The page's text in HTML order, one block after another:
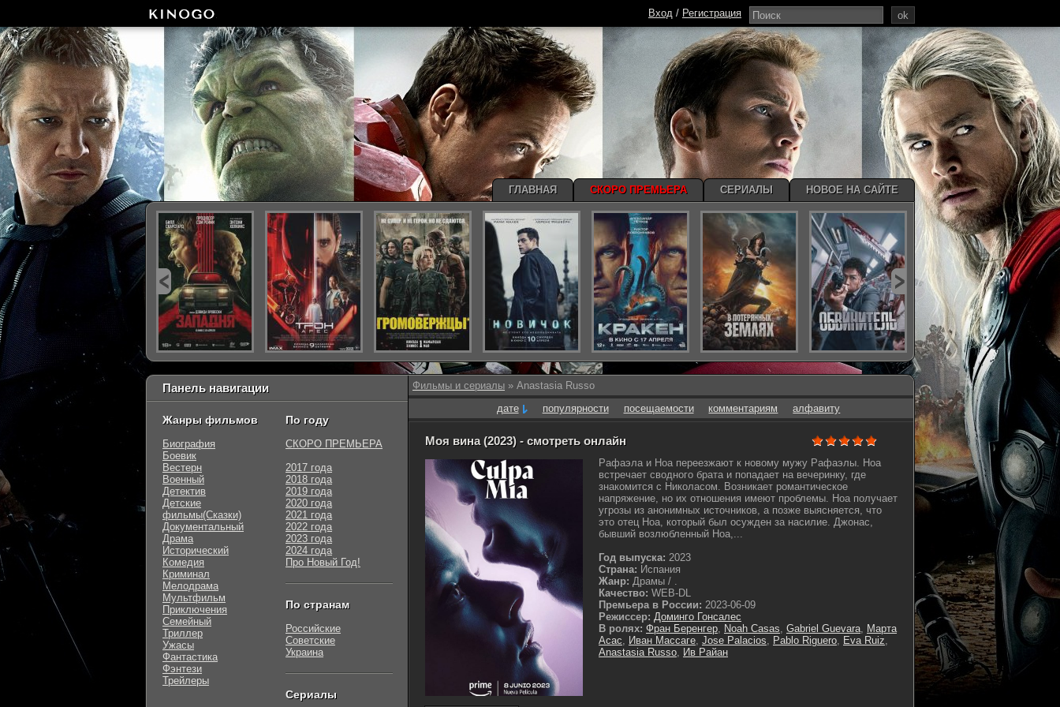
Фильмы и сериалы » Anastasia Russo
дате
популярности посещаемости комментариям алфавиту
Моя вина (2023) - смотреть онлайн
Рафаэла и Ноа переезжают к новому мужу Рафаэлы. Ноа
встречает сводного брата и попадает на вечеринку, где
знакомится с Николасом. Возникает романтическое
напряжение, но их отношения имеют проблемы. Ноа получает
угрозы из анонимных источников, а позже выясняется, что
это отец Ноа, который был осужден за насилие. Джонас,
бывший возлюбленный Ноа,...
Год выпуска: 2023
Страна: Испания
Жанр: Драмы / .
Качество: WEB-DL
Премьера в России: 2023-06-09
Режиссер: Доминго Гонсалес
В ролях: Фран Беренгер, Noah Casas, Gabriel Guevara, Марта
Асас, Иван Массаге, Jose Palacios, Pablo Riguero, Eva Ruiz,
Anastasia Russo, Ив Райан
Панель навигации
Жанры фильмов
Биография
Боевик
Вестерн
Военный
Детектив
Детские
фильмы(Сказки)
Документальный
Драма
Исторический
Комедия
Криминал
Мелодрама
Мультфильм
Приключения
Семейный
Триллер
Ужасы
Фантастика
Фэнтези
Трейлеры
По году
СКОРО ПРЕМЬЕРА
2017 года
2018 года
2019 года
2020 года
2021 года
2022 года
2023 года
2024 года
Про Новый Год!
По странам
Российские
Советские
Украина
Сериалы
ok
Вход / Регистрация
ГЛАВНАЯ СКОРО ПРЕМЬЕРА СЕРИАЛЫ НОВОЕ НА САЙТЕ